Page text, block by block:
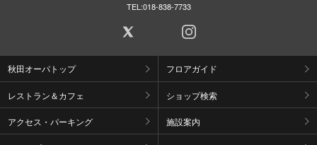
TEL:018-838-7733
秋田オーパトップ フロアガイド
レストラン＆カフェ ショップ検索
アクセス・パーキング 施設案内